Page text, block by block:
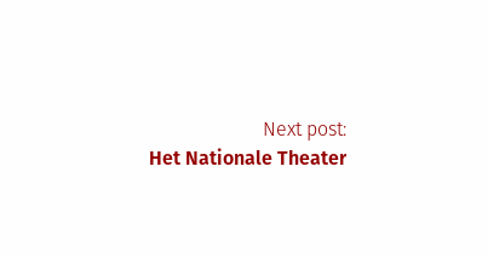
Next post:
Het Nationale Theater